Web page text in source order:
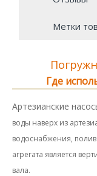
Метки
Где
Артезианские
воды наверх из
водоснабжения,
агрегата является
вала.